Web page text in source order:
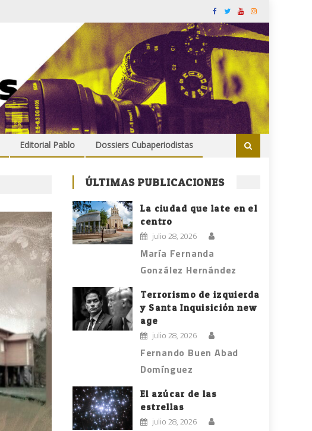
Editorial Pablo Dossiers Cubaperiodistas
ÚLTIMAS PUBLICACIONES
La ciudad que late en el
centro
julio 28, 2026
María Fernanda
González Hernández
Terrorismo de izquierda
y Santa Inquisición new
age
julio 28, 2026
Fernando Buen Abad
Domínguez
El azúcar de las
estrellas
julio 28, 2026